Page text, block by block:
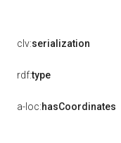
clv:serialization
rdf:type
a-loc:hasCoordinates